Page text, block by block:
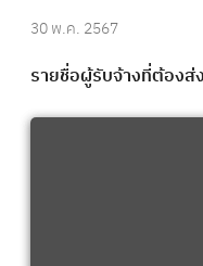
30 พ.ค. 2567
รายชื่อผู้รับจ้างที่ต้องส่